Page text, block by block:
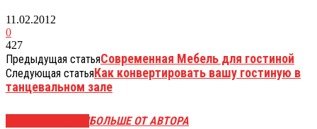
11.02.2012
0
427
Предыдущая статьяСовременная Мебель для гостиной
Следующая статьяКак конвертировать вашу гостиную в
танцевальном зале
БОЛЬШЕ ОТ АВТОРА